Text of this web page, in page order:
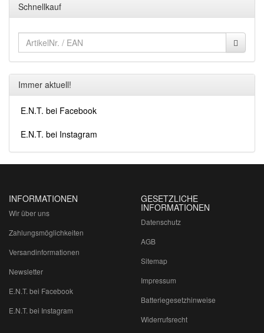
Schnellkauf
Immer aktuell!
E.N.T. bei Facebook
E.N.T. bei Instagram
INFORMATIONEN
Wir über uns
Zahlungsmöglichkeiten
Versandinformationen
Newsletter
E.N.T. bei Facebook
E.N.T. bei Instagram
GESETZLICHE
INFORMATIONEN
Datenschutz
AGB
Sitemap
Impressum
Batteriegesetzhinweise
Widerrufsrecht